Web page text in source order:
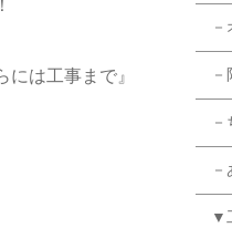
は工事まで』
▼